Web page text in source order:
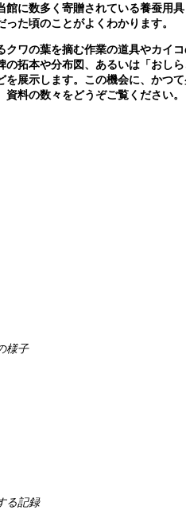
館に数多く寄贈されている養蚕用
た頃のことがよくわかります。
クワの葉を摘む作業の道具やカイ
の拓本や分布図、あるいは「おしら
を展示します。この機会に、かつ
料の数々をどうぞご覧ください。
様子
る記録